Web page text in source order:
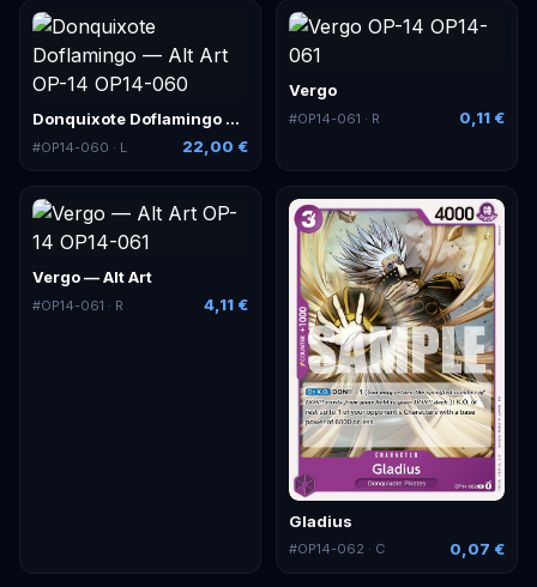
Donquixote Doflamingo — Alt Art
#OP14-060 · L 22,00 €
Vergo
#OP14-061 · R 0,11 €
Vergo — Alt Art
#OP14-061 · R 4,11 €
Gladius
#OP14-062 · C 0,07 €